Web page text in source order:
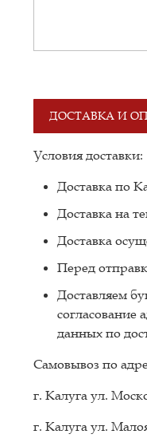
ДОСТАВКА И
Условия доставки:
Доставка по
Доставка на
Доставка
Перед
Доставляем
согласование
данных по
Самовывоз по
г. Калуга ул.
г. Калуга ул.